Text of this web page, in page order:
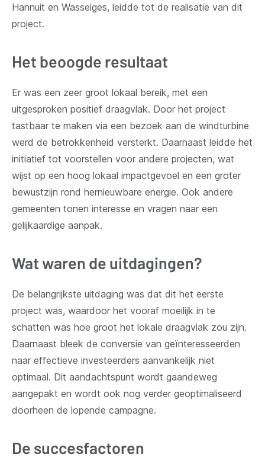
Hannuit en Wasseiges, leidde tot de realisatie van dit
project.
Het beoogde resultaat
Er was een zeer groot lokaal bereik, met een
uitgesproken positief draagvlak. Door het project
tastbaar te maken via een bezoek aan de windturbine
werd de betrokkenheid versterkt. Daarnaast leidde het
initiatief tot voorstellen voor andere projecten, wat
wijst op een hoog lokaal impactgevoel en een groter
bewustzijn rond hernieuwbare energie. Ook andere
gemeenten tonen interesse en vragen naar een
gelijkaardige aanpak.
Wat waren de uitdagingen?
De belangrijkste uitdaging was dat dit het eerste
project was, waardoor het vooraf moeilijk in te
schatten was hoe groot het lokale draagvlak zou zijn.
Daarnaast bleek de conversie van geïnteresseerden
naar effectieve investeerders aanvankelijk niet
optimaal. Dit aandachtspunt wordt gaandeweg
aangepakt en wordt ook nog verder geoptimaliseerd
doorheen de lopende campagne.
De succesfactoren